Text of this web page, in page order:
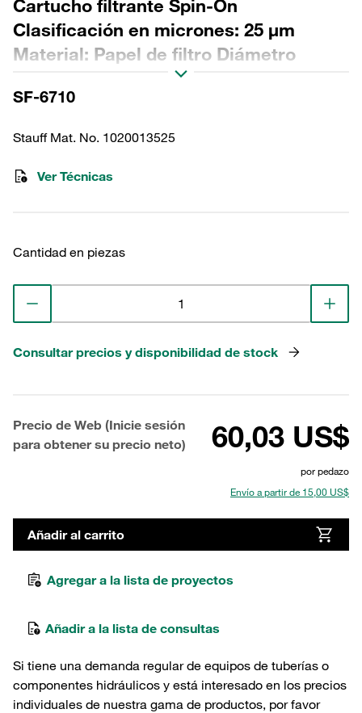
Cartucho filtrante Spin-On
Clasificación en micrones: 25 µm
Material: Papel de filtro Diámetro
exterior (mm): 128 Longitud (mm): 168
Sellado: NBR, relación β >2
SF-6710
Stauff Mat. No. 1020013525
Ver Técnicas
Cantidad en piezas
Consultar precios y disponibilidad de stock
Precio de Web (Inicie sesión
para obtener su precio neto)
60,03 US$
por pedazo
Envío a partir de 15,00 US$
Añadir al carrito
Agregar a la lista de proyectos
Añadir a la lista de consultas
Si tiene una demanda regular de equipos de tuberías o
componentes hidráulicos y está interesado en los precios
individuales de nuestra gama de productos, por favor